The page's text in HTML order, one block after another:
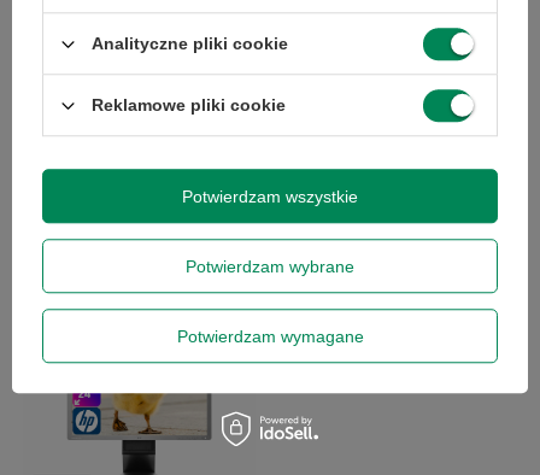
Dell C2422HE 24'' A
szt.
HP E27 G4 A
Analityczne pliki cookie
Reklamowe pliki cookie
Potwierdzam wybrane
Potwierdzam wymagane
Potwierdzam wszystkie